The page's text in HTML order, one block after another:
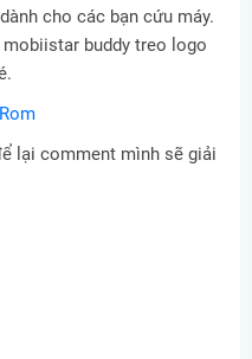
cho các bạn cứu máy.
buddy treo logo
lại comment mình sẽ giải